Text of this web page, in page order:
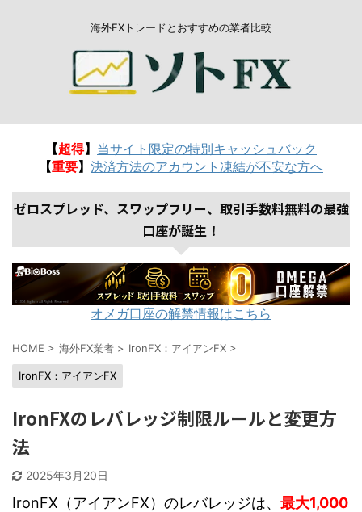
海外FXトレードとおすすめの業者比較
【超得】 当サイト限定の特別キャッシュバック
【重要】 決済方法のアカウント凍結が不安な方へ
ゼロスプレッド、スワップフリー、取引手数料無料の最強
口座が誕生！
オメガ口座の解禁情報はこちら
HOME > 海外FX業者 > IronFX：アイアンFX >
IronFX：アイアンFX
IronFXのレバレッジ制限ルールと変更方
法
2025年3月20日
IronFX（アイアンFX）のレバレッジは、 最大1,000